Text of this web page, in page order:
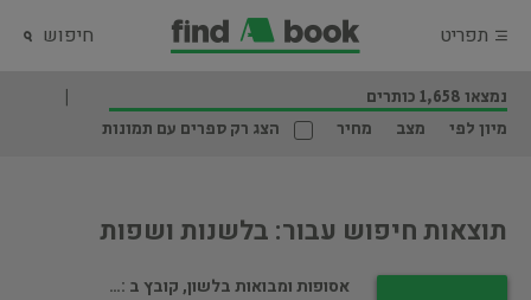
תפריט חיפוש
נמצאו 1,658 כותרים
מיון לפי
מצב מחיר הצג רק ספרים עם תמונות
תוצאות חיפוש עבור: בלשנות ושפות
אסופות ומבואות בלשון, קובץ ב :…